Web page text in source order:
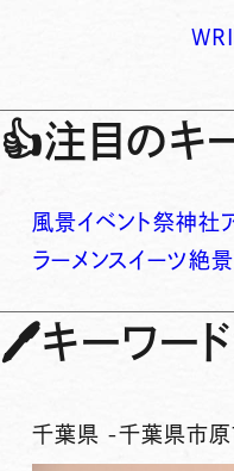
👍注目のキ
風景イベント祭神社
ラーメンスイーツ絶景
🖊キーワー
千葉県 -千葉県市